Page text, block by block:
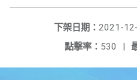
下架日期： 2021-
點擊率： 530 |